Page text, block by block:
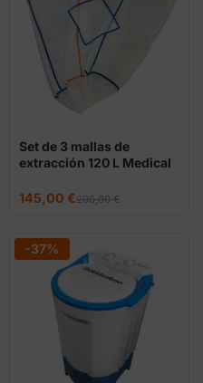
Set de 3 mallas de
extracción 120 L Medical
200,00€
El
precio
200,00 €.
145,00 €
El
precio
145,00 €.
-37%